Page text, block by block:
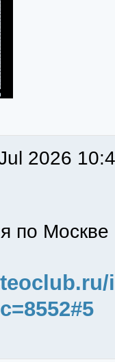
2026
по